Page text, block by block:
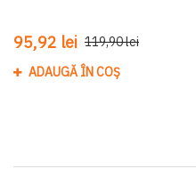
95,92 lei 119,90 lei
ADAUGĂ ÎN COȘ